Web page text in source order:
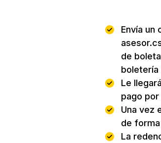
Envía un
de
boletería
Le
pago por
Una vez
de
La